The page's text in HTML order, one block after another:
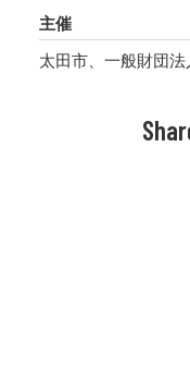
主催
太田市、一般財団